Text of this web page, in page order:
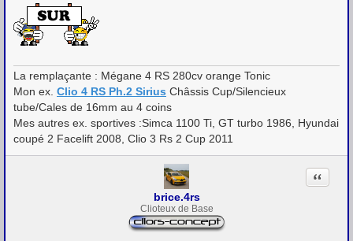
e
s
s
a
e
La remplaçante : Mégane 4 RS 280cv orange Tonic
Mon ex. Clio 4 RS Ph.2 Sirius Châssis Cup/Silencieux
tube/Cales de 16mm au 4 coins
Mes autres ex. sportives :Simca 1100 Ti, GT turbo 1986, Hyundai
coupé 2 Facelift 2008, Clio 3 Rs 2 Cup 2011
brice.4rs
Clioteux de Base
Citation